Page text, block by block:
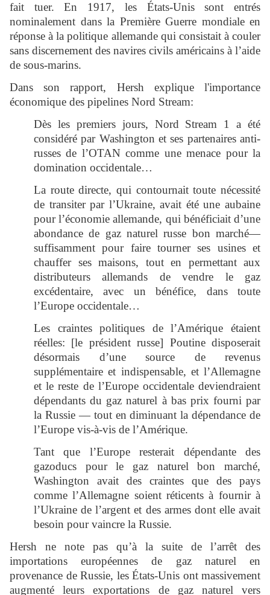
fait tuer. En 1917, les États-Unis sont entrés
nominalement dans la Première Guerre mondiale en
réponse à la politique allemande qui consistait à couler
sans discernement des navires civils américains à l’aide
de sous-marins.
Dans son rapport, Hersh explique l'importance
économique des pipelines Nord Stream:
Dès les premiers jours, Nord Stream 1 a été
considéré par Washington et ses partenaires anti-
russes de l’OTAN comme une menace pour la
domination occidentale…
La route directe, qui contournait toute nécessité
de transiter par l’Ukraine, avait été une aubaine
pour l’économie allemande, qui bénéficiait d’une
abondance de gaz naturel russe bon marché―
suffisamment pour faire tourner ses usines et
chauffer ses maisons, tout en permettant aux
distributeurs allemands de vendre le gaz
excédentaire, avec un bénéfice, dans toute
l’Europe occidentale…
Les craintes politiques de l’Amérique étaient
réelles: [le président russe] Poutine disposerait
désormais d’une source de revenus
supplémentaire et indispensable, et l’Allemagne
et le reste de l’Europe occidentale deviendraient
dépendants du gaz naturel à bas prix fourni par
la Russie ― tout en diminuant la dépendance de
l’Europe vis-à-vis de l’Amérique.
Tant que l’Europe resterait dépendante des
gazoducs pour le gaz naturel bon marché,
Washington avait des craintes que des pays
comme l’Allemagne soient réticents à fournir à
l’Ukraine de l’argent et des armes dont elle avait
besoin pour vaincre la Russie.
Hersh ne note pas qu’à la suite de l’arrêt des
importations européennes de gaz naturel en
provenance de Russie, les États-Unis ont massivement
augmenté leurs exportations de gaz naturel vers